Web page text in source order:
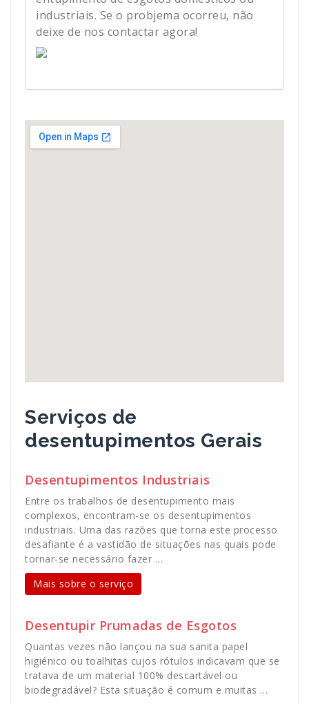
industriais. Se o probjema ocorreu, não
deixe de nos contactar agora!
Serviços de
desentupimentos Gerais
Desentupimentos Industriais
Entre os trabalhos de desentupimento mais
complexos, encontram-se os desentupimentos
industriais. Uma das razões que torna este processo
desafiante é a vastidão de situações nas quais pode
tornar-se necessário fazer …
Mais sobre o serviço
Desentupir Prumadas de Esgotos
Quantas vezes não lançou na sua sanita papel
higiénico ou toalhitas cujos rótulos indicavam que se
tratava de um material 100% descartável ou
biodegradável? Esta situação é comum e muitas …